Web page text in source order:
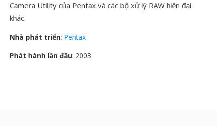
Camera Utility của Pentax và các bộ xử lý RAW hiện đại
khác.
Nhà phát triển: Pentax
Phát hành lần đầu: 2003